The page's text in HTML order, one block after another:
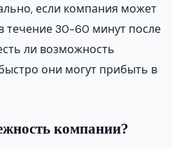
если компания может
течение 30-60 минут после
ли возможность
они могут прибыть в
компании?